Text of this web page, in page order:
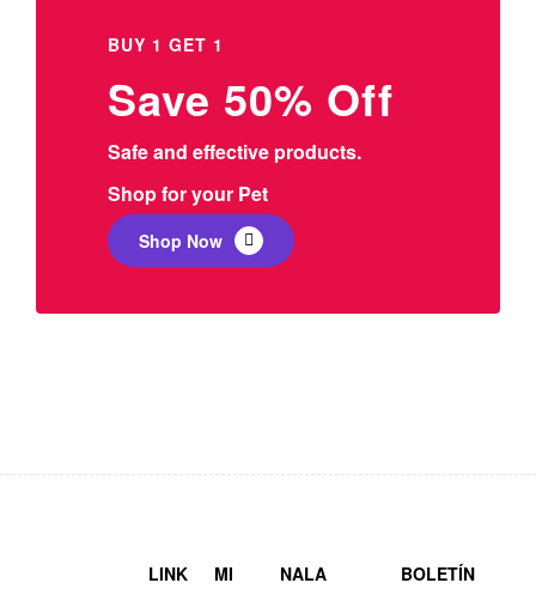
BUY 1 GET 1
Save 50% Off
Safe and effective products.
Shop for your Pet
Shop Now
LINK
MI
NALA
BOLETÍN